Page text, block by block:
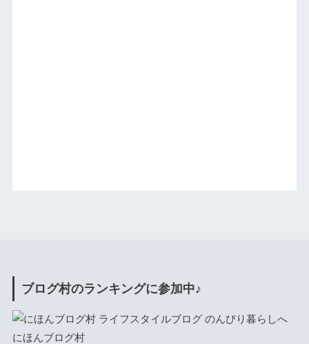
ブログ村のランキングに参加中♪
にほんブログ村